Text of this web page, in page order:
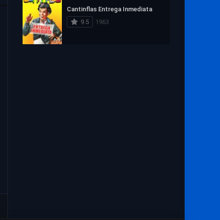
Cantinflas Entrega Inmediata
9.5
1963